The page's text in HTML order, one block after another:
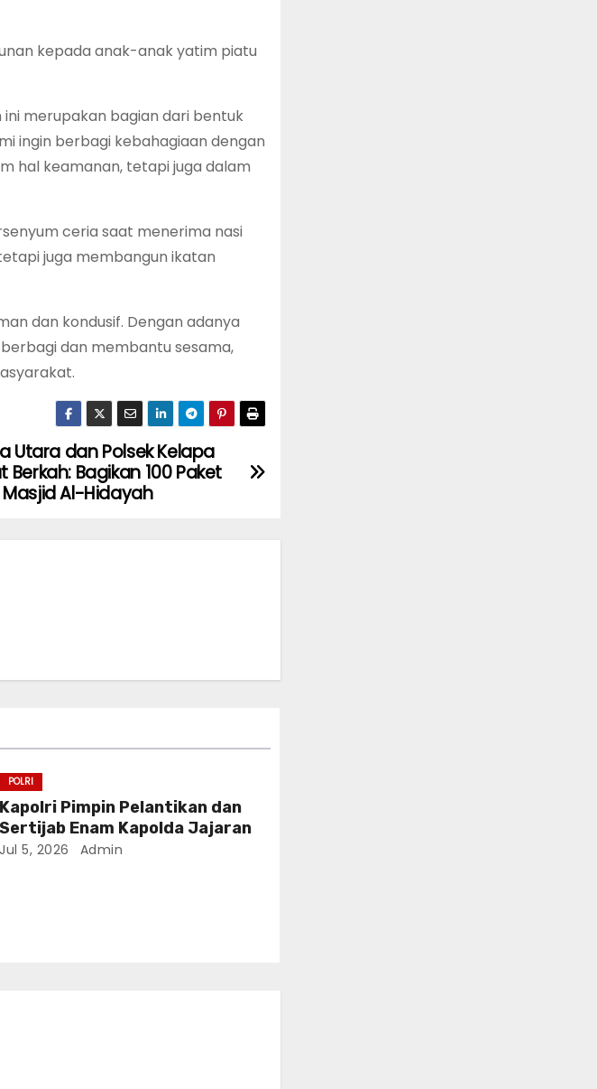
kepada anak-anak yatim piatu
ini merupakan bagian dari bentuk
ingin berbagi kebahagiaan dengan
hal keamanan, tetapi juga dalam
ceria saat menerima nasi
juga membangun ikatan
dan kondusif. Dengan adanya
dan membantu sesama,
Utara dan Polsek Kelapa
Bagikan 100 Paket
Al-Hidayah
POLRI
Kapolri Pimpin Pelantikan dan
Sertijab Enam Kapolda Jajaran
Jul 5, 2026 Admin